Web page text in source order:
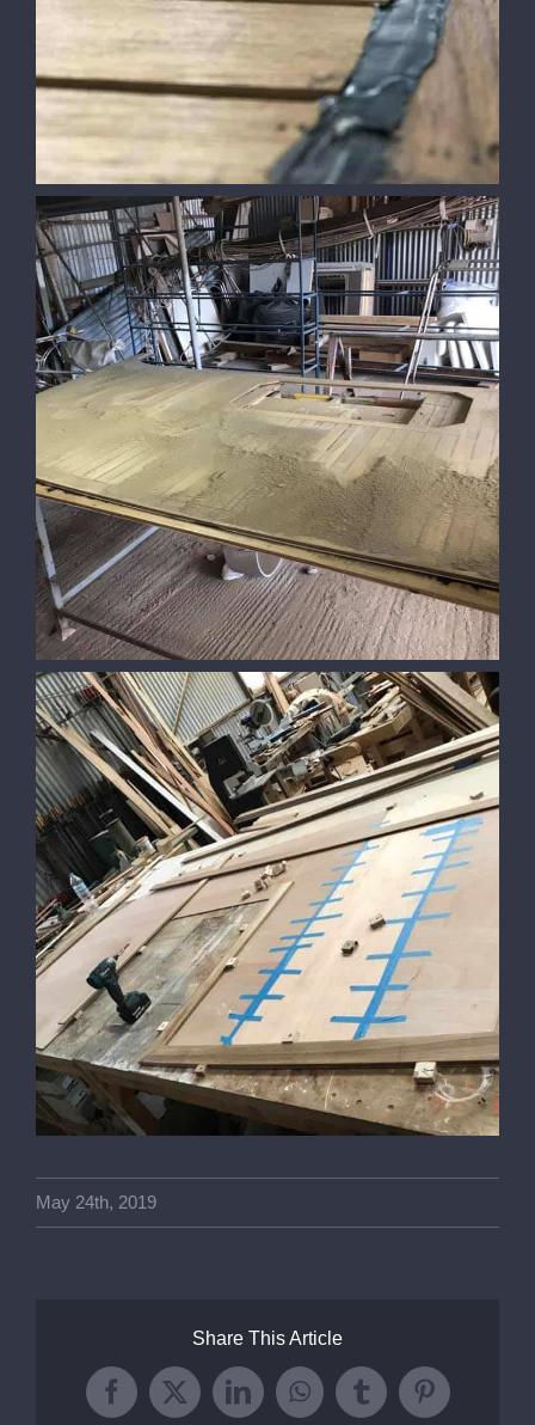
May 24th, 2019
Share This Article
Facebook
X LinkedInWhatsApp
TumblrPinterest